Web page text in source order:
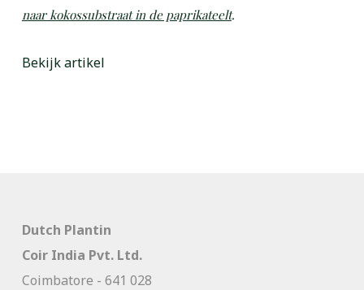
naar kokossubstraat in de paprikateelt.
Bekijk artikel
Dutch Plantin
Coir India Pvt. Ltd.
Coimbatore - 641 028